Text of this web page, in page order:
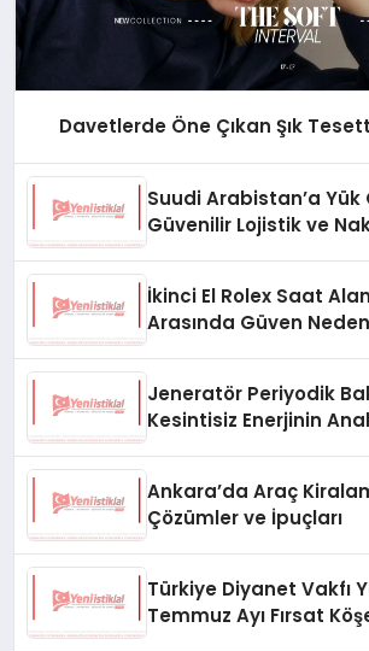
Davetlerde Öne Çıkan Şık
Suudi Arabistan’a
Güvenilir Lojistik ve
İkinci El Rolex Saat
Arasında Güven
Jeneratör Periyodik
Kesintisiz Enerjinin
Ankara’da Araç
Çözümler ve İpuçları
Türkiye Diyanet Vakfı
Temmuz Ayı Fırsat